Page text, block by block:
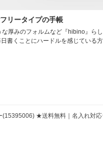
リータイプの手帳
厚みのフォルムなど『hibino』ら
書くことにハードルを感じている
(15395006) ★送料無料｜名入れ対